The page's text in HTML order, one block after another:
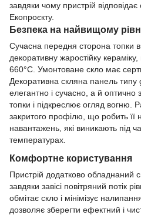
завдяки чому пристрій
Екопроєкту.
Безпека на найвищому
Сучасна передня сторона топки
декоративну жаростійку
660°C. Умонтоване скло має
Декоративна скляна панель типу
елегантно і сучасно, а й
топки і підкреслює огляд вогню.
закритого профілю, що робить її
навантажень, які виникають під
температурах.
Комфортне користування
Пристрій додатково обладнаний
завдяки завісі повітряний потік
обмітає скло і мінімізує
дозволяє зберегти ефектний і